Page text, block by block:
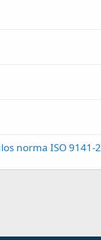
norma ISO 9141-2